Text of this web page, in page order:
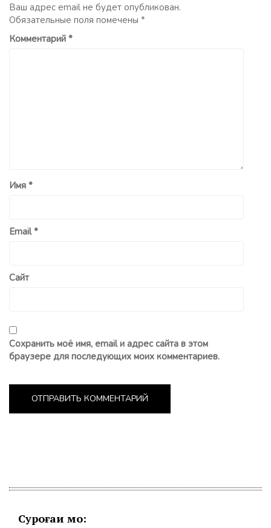
Ваш адрес email не будет опубликован.
Обязательные поля помечены *
Комментарий *
Имя *
Email*
Сайт
Сохранить моё имя, email и адрес сайта в этом
браузере для последующих моих комментариев.
Суроғаи мо: